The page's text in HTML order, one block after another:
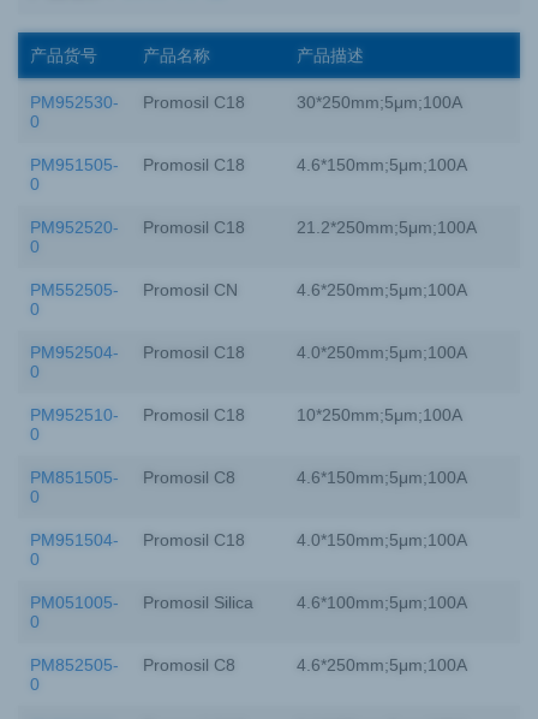
产品货号 产品名称 产品描述
PM952530-
0
Promosil C18 30*250mm;5μm;100A
PM951505-
0
Promosil C18 4.6*150mm;5μm;100A
PM952520-
0
Promosil C18 21.2*250mm;5μm;100A
PM552505-
0
Promosil CN 4.6*250mm;5μm;100A
PM952504-
0
Promosil C18 4.0*250mm;5μm;100A
PM952510-
0
Promosil C18 10*250mm;5μm;100A
PM851505-
0
Promosil C8 4.6*150mm;5μm;100A
PM951504-
0
Promosil C18 4.0*150mm;5μm;100A
PM051005-
0
Promosil Silica 4.6*100mm;5μm;100A
PM852505-
0
Promosil C8 4.6*250mm;5μm;100A